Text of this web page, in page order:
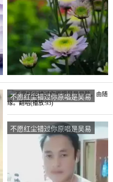
不愿红尘错过你原唱是吴易
航，由随缘。翻唱(播
放:93)
不愿红尘错过你原唱是吴易
航，由正午骄阳(不定时在
线)翻唱(播放:475)